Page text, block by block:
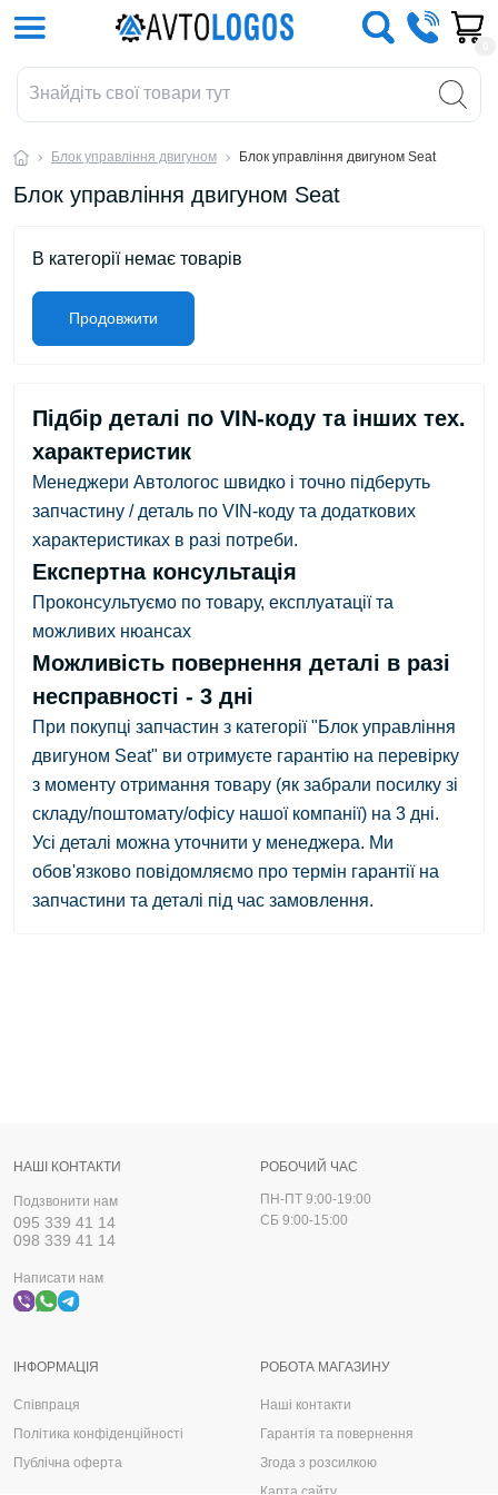
Блок управління двигуном Блок управління двигуном Seat
Блок управління двигуном Seat
В категорії немає товарів
Продовжити
Підбір деталі по VIN-коду та інших тех.
характеристик
Менеджери Автологос швидко і точно підберуть
запчастину / деталь по VIN-коду та додаткових
характеристиках в разі потреби.
Експертна консультація
Проконсультуємо по товару, експлуатації та
можливих нюансах
Можливість повернення деталі в разі
несправності - 3 дні
При покупці запчастин з категорії "Блок управління
двигуном Seat" ви отримуєте гарантію на перевірку
з моменту отримання товару (як забрали посилку зі
складу/поштомату/офісу нашої компанії) на 3 дні.
Усі деталі можна уточнити у менеджера. Ми
обов'язково повідомляємо про термін гарантії на
запчастини та деталі під час замовлення.
НАШІ КОНТАКТИ
Подзвонити нам
095 339 41 14
098 339 41 14
Написати нам
РОБОТА МАГАЗИНУ
Наші контакти
Гарантія та повернення
Згода з розсилкою
Карта сайту
ІНФОРМАЦІЯ
Співпраця
Політика конфіденційності
Публічна оферта
РОБОЧИЙ ЧАС
ПН-ПТ 9:00-19:00
СБ 9:00-15:00